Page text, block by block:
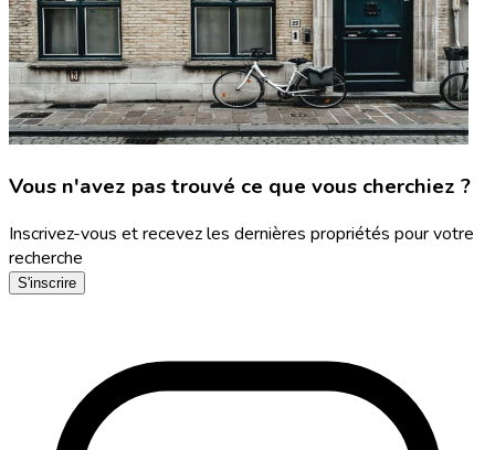
Vous n'avez pas trouvé ce que vous cherchiez ?
Inscrivez-vous et recevez les dernières propriétés pour votre
recherche
S'inscrire